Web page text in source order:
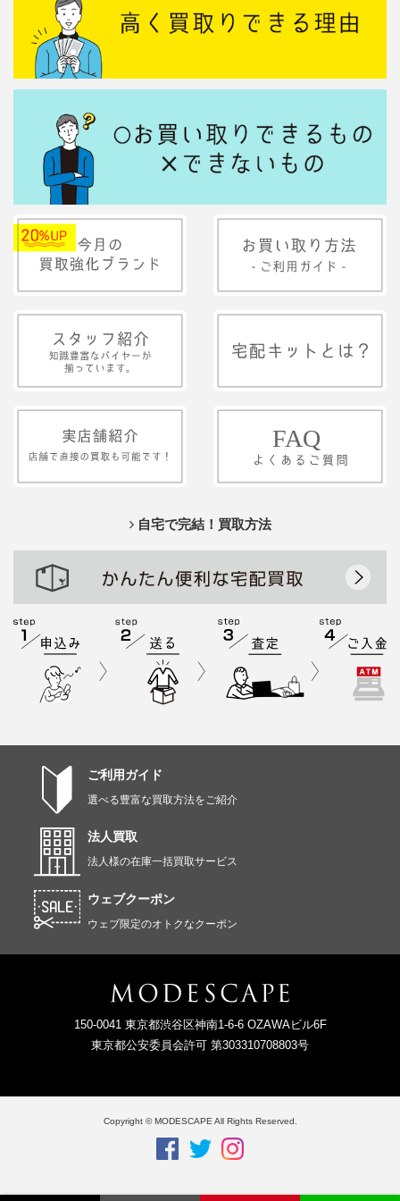
自宅で完結！買取方法
ご利用ガイド
選べる豊富な買取方法をご紹介
法人買取
法人様の在庫一括買取サービス
ウェブクーポン
ウェブ限定のオトクなクーポン
150-0041 東京都渋谷区神南1-6-6 OZAWAビル6F
東京都公安委員会許可 第303310708803号
Copyright © MODESCAPE All Rights Reserved.